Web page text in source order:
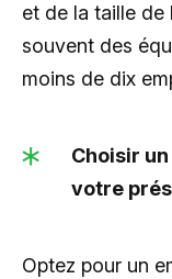
et de la taille de
souvent des
moins de dix
Choisir
votre
Optez pour un